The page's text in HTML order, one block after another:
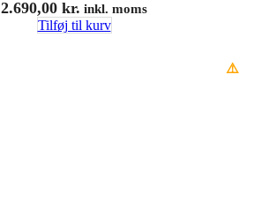
2.690,00 kr. inkl. moms
Tilføj til kurv
⚠️